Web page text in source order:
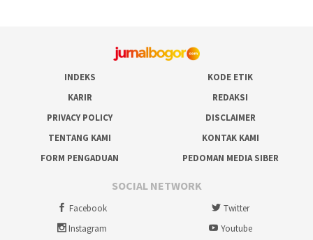
INDEKS
KODE ETIK
KARIR
REDAKSI
PRIVACY POLICY
DISCLAIMER
TENTANG KAMI
KONTAK KAMI
FORM PENGADUAN
PEDOMAN MEDIA SIBER
SOCIAL NETWORK
Facebook
Twitter
Instagram
Youtube